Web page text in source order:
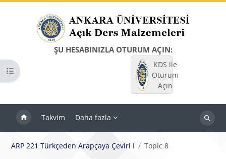
ŞU HESABINIZLA OTURUM AÇIN:
KDS ile
Oturum
Açın
Takvim Daha fazla
Dersleri
Kurs dizinini aç
ARP 221 Türkçeden Arapçaya Çeviri I Topic 8